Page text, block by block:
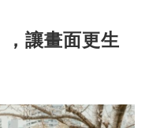
讓畫面更生